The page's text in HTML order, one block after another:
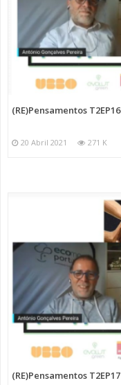
(RE)Pensamentos T2EP16
20 Abril 2021 271 K
(RE)Pensamentos T2EP17